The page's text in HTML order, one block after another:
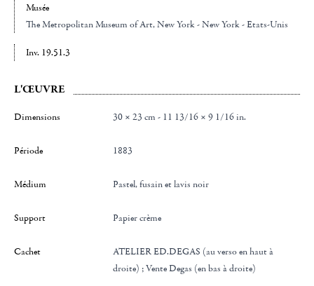
Musée
The Metropolitan Museum of Art, New York - New York - Etats-Unis
Inv. 19.51.3
L'ŒUVRE
Dimensions 30 × 23 cm - 11 13/16 × 9 1/16 in.
Période 1883
Médium Pastel, fusain et lavis noir
Support Papier crème
Cachet
ATELIER ED.DEGAS (au verso en haut à
droite) ; Vente Degas (en bas à droite)